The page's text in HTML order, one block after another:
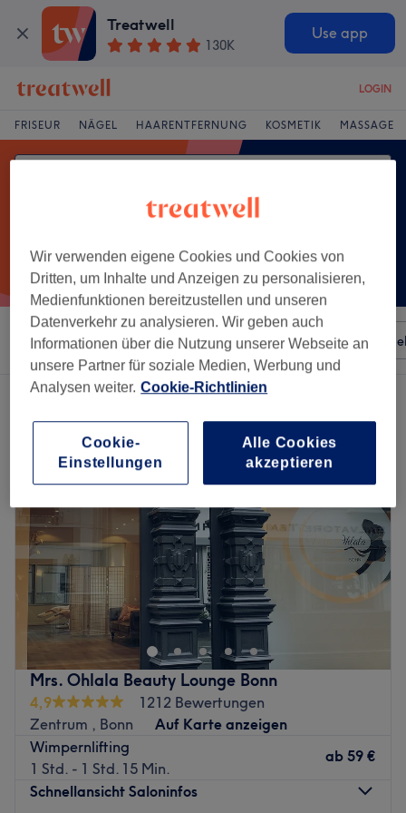
Treatwell
130K
Use app
LOGIN
FRISEUR NÄGEL HAARENTFERNUNG KOSMETIK MASSAGE
Sortieren nach Besonderheiten Salons
Ein Salon, der anbietet: wimpernlifting in Zentrum , Bonn
Mrs. Ohlala Beauty Lounge Bonn
4,9
1212 Bewertungen
Zentrum , Bonn
Auf Karte anzeigen
Wimpernlifting
1 Std. - 1 Std. 15 Min.
ab 59 €
Schnellansicht Saloninfos
Wir verwenden eigene Cookies und Cookies von
Dritten, um Inhalte und Anzeigen zu personalisieren,
Medienfunktionen bereitzustellen und unseren
Datenverkehr zu analysieren. Wir geben auch
Informationen über die Nutzung unserer Webseite an
unsere Partner für soziale Medien, Werbung und
Analysen weiter. Cookie-Richtlinien
Cookie-
Einstellungen
Alle Cookies
akzeptieren